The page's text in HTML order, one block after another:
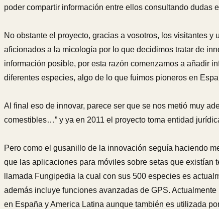
poder compartir información entre ellos consultando dudas
No obstante el proyecto, gracias a vosotros, los visitantes
aficionados a la micología por lo que decidimos tratar de
información posible, por esta razón comenzamos a añadir
diferentes especies, algo de lo que fuimos pioneros en
Al final eso de innovar, parece ser que se nos metió muy
comestibles…” y ya en 2011 el proyecto toma entidad
Pero como el gusanillo de la innovación seguía haciendo
que las aplicaciones para móviles sobre setas que
llamada Fungipedia la cual con sus 500 especies es
además incluye funciones avanzadas de GPS.
en España y America Latina aunque también es utilizada